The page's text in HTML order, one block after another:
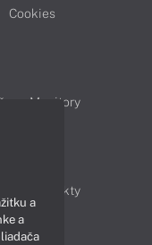
Cookies
Monitory
Produkty
a
a